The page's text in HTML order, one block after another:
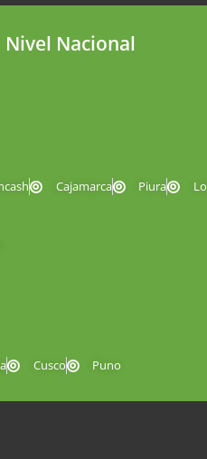
Nivel Nacional
Cajamarca Piura
Cusco Puno